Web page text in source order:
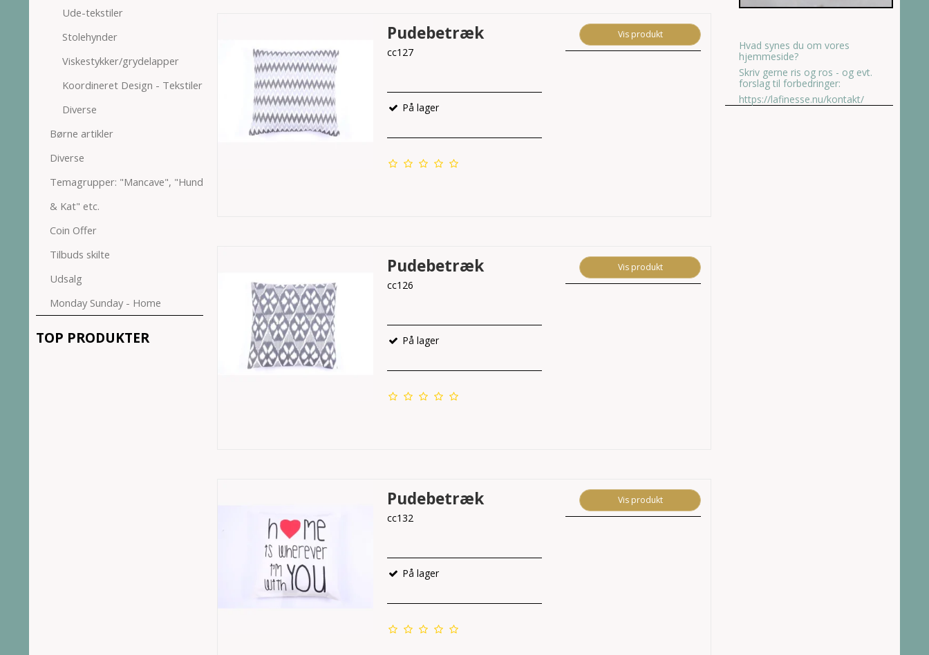
Ude-tekstiler
Stolehynder
Viskestykker/grydelapper
Koordineret Design - Tekstiler
Diverse
Børne artikler
Diverse
Temagrupper: "Mancave", "Hund
& Kat" etc.
Coin Offer
Tilbuds skilte
Udsalg
Monday Sunday - Home
TOP PRODUKTER
Pudebetræk
cc127
På lager
Vis produkt
Pudebetræk
cc126
På lager
Vis produkt
Pudebetræk
cc132
På lager
Vis produkt
Hvad synes du om vores
hjemmeside?
Skriv gerne ris og ros - og evt.
forslag til forbedringer:
https://lafinesse.nu/kontakt/